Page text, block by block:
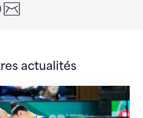
whatsapp
actualités
Championnats du monde